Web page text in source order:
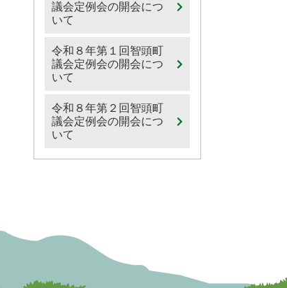
議会定例会の開会につ
いて
令和８年第１回智頭町
議会定例会の開会につ
いて
令和８年第２回智頭町
議会定例会の開会につ
いて